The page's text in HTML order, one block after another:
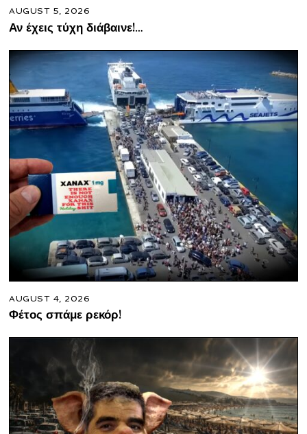
AUGUST 5, 2026
Αν έχεις τύχη διάβαινε!…
AUGUST 4, 2026
Φέτος σπάμε ρεκόρ!